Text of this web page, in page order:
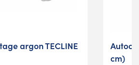
argon TECLINE
cm)